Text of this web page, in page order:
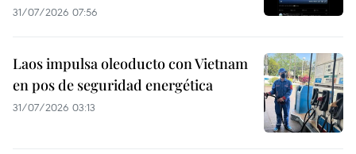
31/07/2026 07:56
Laos impulsa oleoducto con Vietnam
en pos de seguridad energética
31/07/2026 03:13